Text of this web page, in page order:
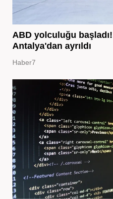
ABD yolculuğu başladı!
Antalya'dan ayrıldı
Haber7